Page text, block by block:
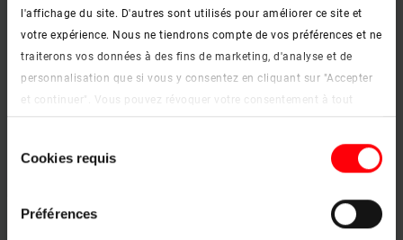
l'affichage du site. D'autres sont utilisés pour améliorer ce site et
votre expérience. Nous ne tiendrons compte de vos préférences et ne
traiterons vos données à des fins de marketing, d'analyse et de
personnalisation que si vous y consentez en cliquant sur "Accepter
et continuer". Vous pouvez révoquer votre consentement à tout
moment. Vous trouverez de plus amples informations sur les
cookies et les options de personnalisation sous le bouton "Afficher
les détails".
duCookies requis
Préférences